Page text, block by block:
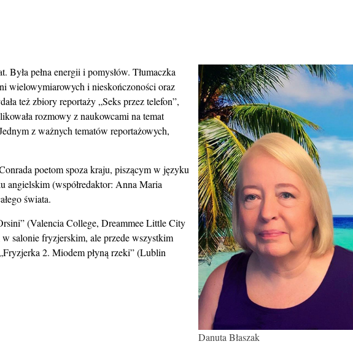
Danuta Błaszak
Była pełna energii i pomysłów. Tłumaczka
wielowymiarowych i nieskończoności oraz
też zbiory reportaży „Seks przez telefon”,
rozmowy z naukowcami na temat
z ważnych tematów reportażowych,
poetom spoza kraju, piszącym w języku
angielskim (współredaktor: Anna Maria
świata.
(Valencia College, Dreammee Little City
salonie fryzjerskim, ale przede wszystkim
2. Miodem płyną rzeki” (Lublin